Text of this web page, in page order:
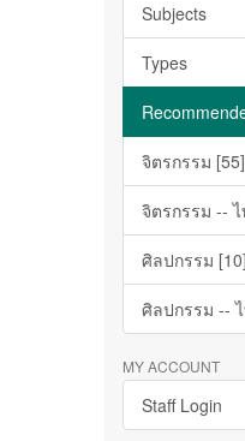
Subjects
Types
จิตรกรรม [55]
จิตรกรรม --
ศิลปกรรม [10]
ศิลปกรรม --
MY ACCOUNT
Staff Login